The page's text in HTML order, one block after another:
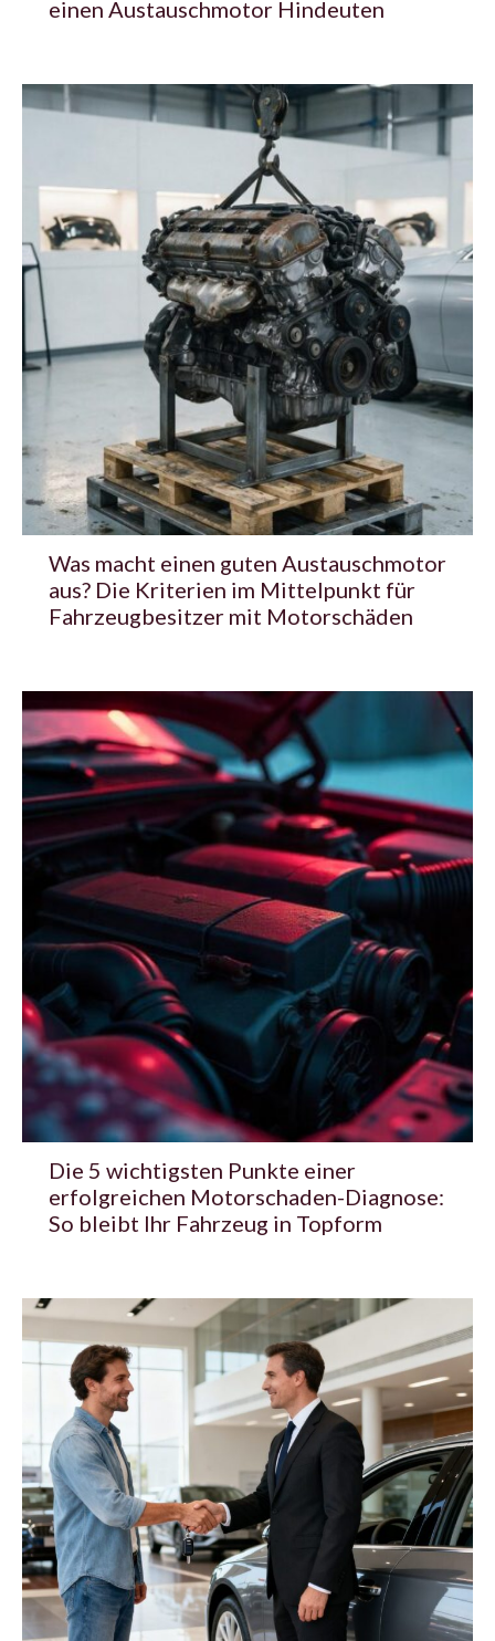
einen Austauschmotor Hindeuten
Was macht einen guten Austauschmotor
aus? Die Kriterien im Mittelpunkt für
Fahrzeugbesitzer mit Motorschäden
Die 5 wichtigsten Punkte einer
erfolgreichen Motorschaden-Diagnose:
So bleibt Ihr Fahrzeug in Topform